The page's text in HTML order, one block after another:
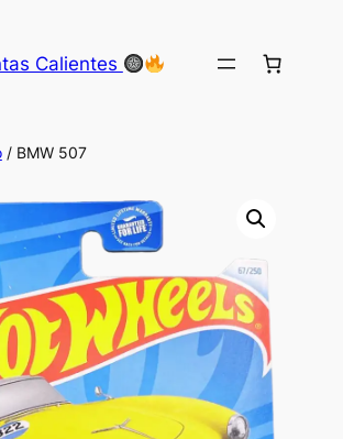
Calientes
/ BMW 507